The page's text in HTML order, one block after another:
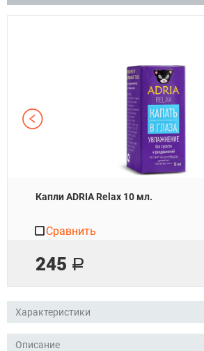
Капли ADRIA Relax 10 мл.
245 Р
Сравнить
Характеристики
Описание